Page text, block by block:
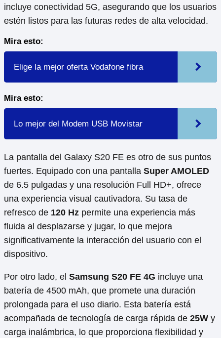
incluye conectividad 5G, asegurando que los usuarios
estén listos para las futuras redes de alta velocidad.
Mira esto:
Elige la mejor oferta Vodafone fibra
Mira esto:
Lo mejor del Modem USB Movistar
La pantalla del Galaxy S20 FE es otro de sus puntos
fuertes. Equipado con una pantalla Super AMOLED
de 6.5 pulgadas y una resolución Full HD+, ofrece
una experiencia visual cautivadora. Su tasa de
refresco de 120 Hz permite una experiencia más
fluida al desplazarse y jugar, lo que mejora
significativamente la interacción del usuario con el
dispositivo.
Por otro lado, el Samsung S20 FE 4G incluye una
batería de 4500 mAh, que promete una duración
prolongada para el uso diario. Esta batería está
acompañada de tecnología de carga rápida de 25W y
carga inalámbrica, lo que proporciona flexibilidad y